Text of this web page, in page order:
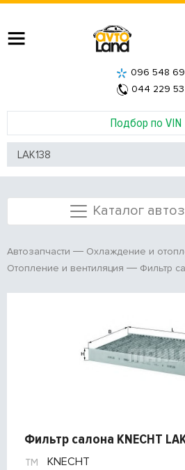
Подбор по VIN
096 548
044 229
Каталог
Автозапчасти
Охлаждение и
Отопление и вентиляция
Фильтр
Фильтр салона KNECHT
KNECHT